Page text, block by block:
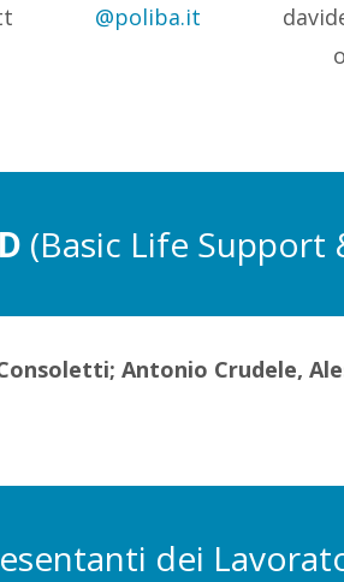
@poliba.it
(Basic Life
Antonio Crudele,
dei